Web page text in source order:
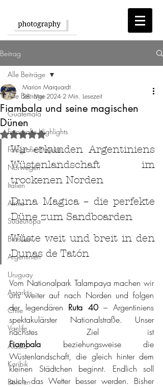
Beitrag
Alle Beiträge
Guatemala
Fotografie Highlights
Fotografie Projekte
Norwegen
Italien
Afrika
Südeuropa
Brasilien
Argentinien
Uruguay
Antarktis
Chile
Vanlife
Alaska
Karibik
Bolivien
Alle Beiträge
Fiambala und seine magischen
Dünen
Marion Marquardt
28. Mai 2024 2 Min. Lesezeit
Mit NaN von 5 Sternen bewertet.
Wir erkunden Argentiniens
Wüstenlandschaft im
trockenen Norden
Duna Magica – die perfekte
Düne zum Sandboarden
Wüste weit und breit in den
Dunas de Tatón
Vom Nationalpark Talampaya machen wir
uns weiter auf nach Norden und folgen
der legendären Ruta 40 – Argentiniens
spektakulärster Nationalstraße. Unser
nächstes Ziel ist
Fiambala beziehungsweise die
Wüstenlandschaft, die gleich hinter dem
kleinen Städtchen beginnt. Endlich soll
auch das Wetter besser werden. Bisher